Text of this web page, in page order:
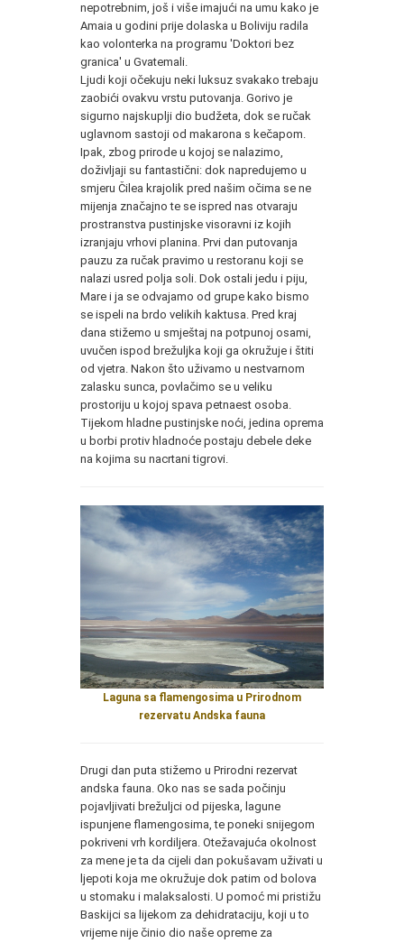
nepotrebnim, još i više imajući na umu kako je
Amaia u godini prije dolaska u Boliviju radila
kao volonterka na programu 'Doktori bez
granica' u Gvatemali.
Ljudi koji očekuju neki luksuz svakako trebaju
zaobići ovakvu vrstu putovanja. Gorivo je
sigurno najskuplji dio budžeta, dok se ručak
uglavnom sastoji od makarona s kečapom.
Ipak, zbog prirode u kojoj se nalazimo,
doživljaji su fantastični: dok napredujemo u
smjeru Čilea krajolik pred našim očima se ne
mijenja značajno te se ispred nas otvaraju
prostranstva pustinjske visoravni iz kojih
izranjaju vrhovi planina. Prvi dan putovanja
pauzu za ručak pravimo u restoranu koji se
nalazi usred polja soli. Dok ostali jedu i piju,
Mare i ja se odvajamo od grupe kako bismo
se ispeli na brdo velikih kaktusa. Pred kraj
dana stižemo u smještaj na potpunoj osami,
uvučen ispod brežuljka koji ga okružuje i štiti
od vjetra. Nakon što uživamo u nestvarnom
zalasku sunca, povlačimo se u veliku
prostoriju u kojoj spava petnaest osoba.
Tijekom hladne pustinjske noći, jedina oprema
u borbi protiv hladnoće postaju debele deke
na kojima su nacrtani tigrovi.
Laguna sa flamengosima u Prirodnom
rezervatu Andska fauna
Drugi dan puta stižemo u Prirodni rezervat
andska fauna. Oko nas se sada počinju
pojavljivati brežuljci od pijeska, lagune
ispunjene flamengosima, te poneki snijegom
pokriveni vrh kordiljera. Otežavajuća okolnost
za mene je ta da cijeli dan pokušavam uživati u
ljepoti koja me okružuje dok patim od bolova
u stomaku i malaksalosti. U pomoć mi pristižu
Baskijci sa lijekom za dehidrataciju, koji u to
vrijeme nije činio dio naše opreme za